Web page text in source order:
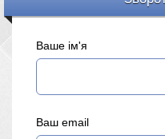
Ваше ім'я
Ваш email